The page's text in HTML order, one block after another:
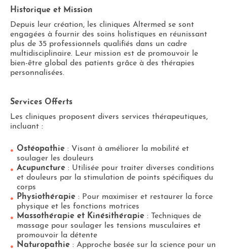
Historique et Mission
Depuis leur création, les cliniques Altermed se sont
engagées à fournir des soins holistiques en réunissant
plus de 35 professionnels qualifiés dans un cadre
multidisciplinaire. Leur mission est de promouvoir le
bien-être global des patients grâce à des thérapies
personnalisées.
Services Offerts
Les cliniques proposent divers services thérapeutiques,
incluant :
Ostéopathie: Visant à améliorer la mobilité et
soulager les douleurs​
Acupuncture: Utilisée pour traiter diverses conditions
et douleurs par la stimulation de points spécifiques du
corps​
Physiothérapie: Pour maximiser et restaurer la force
physique et les fonctions motrices​
Massothérapie et Kinésithérapie: Techniques de
massage pour soulager les tensions musculaires et
promouvoir la détente​
Naturopathie: Approche basée sur la science pour un